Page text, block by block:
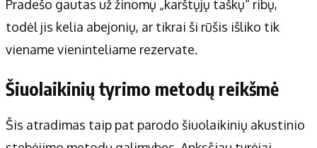
Pradešo gautas už žinomų „karštųjų taškų“ ribų,
todėl jis kelia abejonių, ar tikrai ši rūšis išliko tik
viename vieninteliame rezervate.
Šiuolaikinių tyrimo metodų reikšmė
Šis atradimas taip pat parodo šiuolaikinių akustinio